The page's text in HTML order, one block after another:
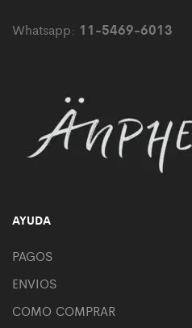
Whatsapp: 11-5469-6013
AYUDA
PAGOS
ENVIOS
COMO COMPRAR